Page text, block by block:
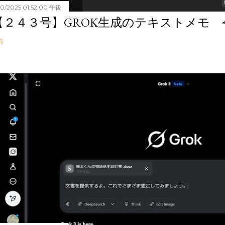
2025 01:52:00 午後
２４３号】GROK生成のテキストメモ